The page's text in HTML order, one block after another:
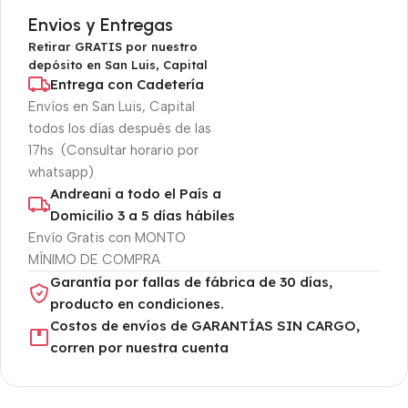
Envios y Entregas
Retirar GRATIS por nuestro
depósito en San Luis, Capital
Entrega con Cadetería
Envíos en San Luis, Capital
todos los días después de las
17hs (Consultar horario por
whatsapp)
Andreani a todo el País a
Domicilio 3 a 5 días hábiles
Envío Gratis con MONTO
MÍNIMO DE COMPRA
Garantía por fallas de fábrica de 30 días,
producto en condiciones.
Costos de envíos de GARANTÍAS SIN CARGO,
corren por nuestra cuenta